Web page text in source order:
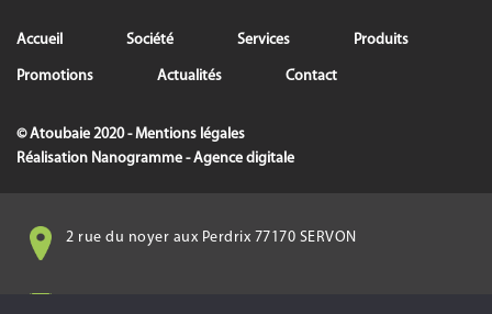
Accueil Société Services Produits
Promotions Actualités Contact
© Atoubaie 2020 -Mentions légales
Réalisation Nanogramme - Agence digitale
2 rue du noyer aux Perdrix 77170 SERVON